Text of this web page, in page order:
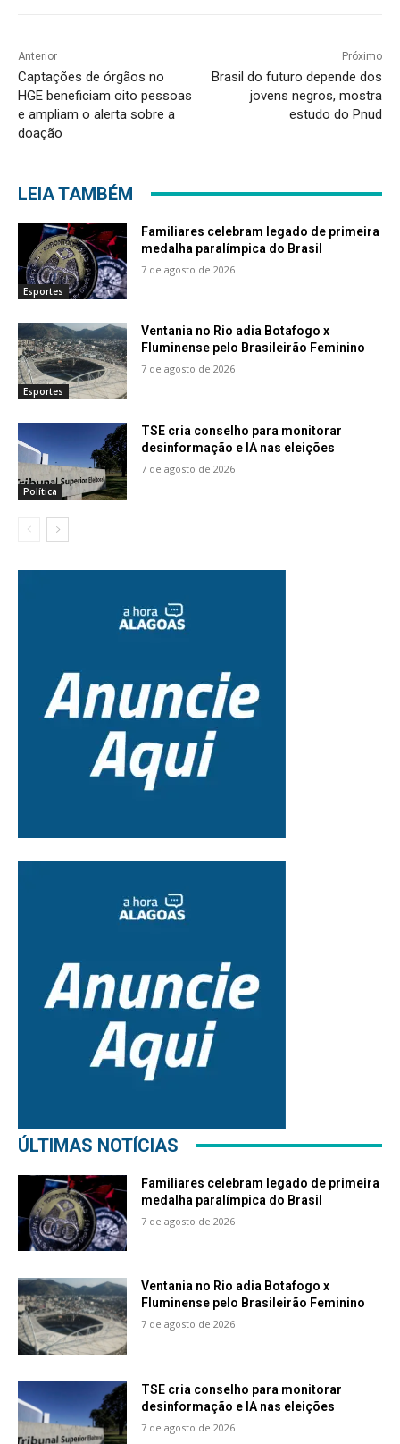
Anterior
Captações de órgãos no
HGE beneficiam oito pessoas
e ampliam o alerta sobre a
doação
Próximo
Brasil do futuro depende dos
jovens negros, mostra
estudo do Pnud
LEIA TAMBÉM
Esportes
Familiares celebram legado de primeira
medalha paralímpica do Brasil
7 de agosto de 2026
Esportes
Ventania no Rio adia Botafogo x
Fluminense pelo Brasileirão Feminino
7 de agosto de 2026
Política
TSE cria conselho para monitorar
desinformação e IA nas eleições
7 de agosto de 2026
ÚLTIMAS NOTÍCIAS
Familiares celebram legado de primeira
medalha paralímpica do Brasil
7 de agosto de 2026
Ventania no Rio adia Botafogo x
Fluminense pelo Brasileirão Feminino
7 de agosto de 2026
TSE cria conselho para monitorar
desinformação e IA nas eleições
7 de agosto de 2026